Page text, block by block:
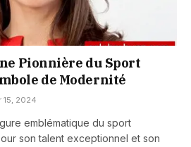
Pionnière du Sport
de Modernité
15, 2024
emblématique du sport
son talent exceptionnel et son